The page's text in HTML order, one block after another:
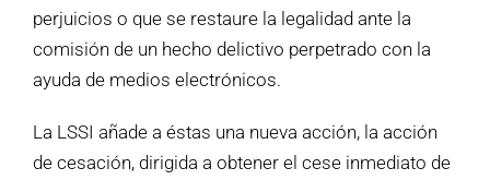
perjuicios o que se restaure la legalidad ante la
comisión de un hecho delictivo perpetrado con la
ayuda de medios electrónicos.
La LSSI añade a éstas una nueva acción, la acción
de cesación, dirigida a obtener el cese inmediato de